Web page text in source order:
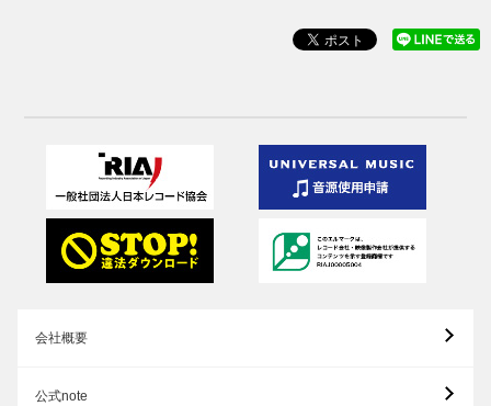
会社概要
公式note